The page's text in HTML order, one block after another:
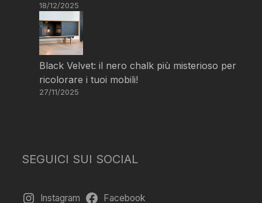
18/12/2025
Black Velvet: il nero chalk più misterioso per
ricolorare i tuoi mobili!
27/11/2025
SEGUICI SUI SOCIAL
Instagram Facebook